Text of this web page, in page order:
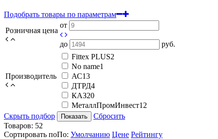
Подобрать товары по параметрам
Розничная цена
от
до руб.
Производитель
Fittex PLUS2
No name1
АС13
ДТРД4
КАЗ20
МеталлПромИнвест12
Скрыть подбор
Показать
Сбросить
Товаров: 52
Сортировать поПо: Умолчанию Цене Рейтингу